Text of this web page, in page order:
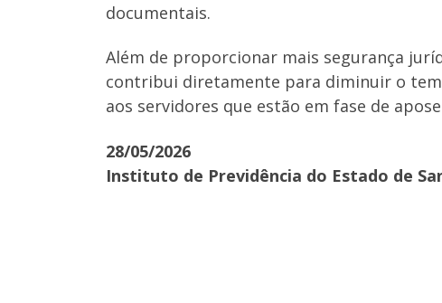
documentais.
Além de proporcionar mais segurança
contribui diretamente para diminuir o
aos servidores que estão em fase de
28/05/2026
Instituto de Previdência do Estado de